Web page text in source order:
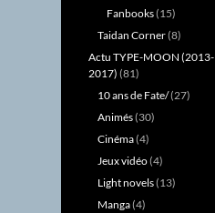
Fanbooks(15)
Taidan Corner(8)
Actu TYPE-MOON (2013-
2017) (81)
10 ans de Fate/(27)
Animés(30)
Cinéma(4)
Jeux vidéo(4)
Light novels(13)
Manga(4)